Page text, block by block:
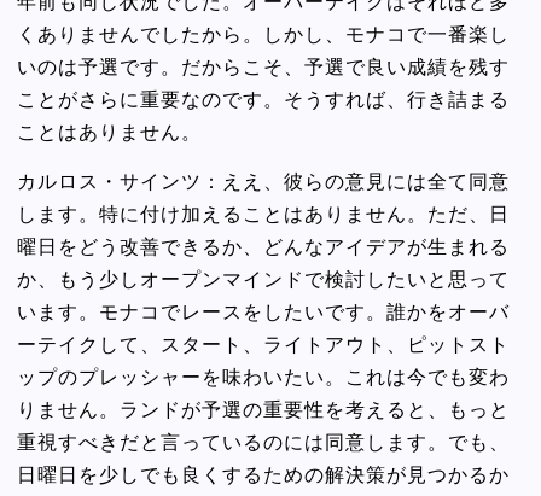
くありませんでしたから。しかし、モナコで一番楽し
いのは予選です。だからこそ、予選で良い成績を残す
ことがさらに重要なのです。そうすれば、行き詰まる
ことはありません。
カルロス・サインツ：ええ、彼らの意見には全て同意
します。特に付け加えることはありません。ただ、日
曜日をどう改善できるか、どんなアイデアが生まれる
か、もう少しオープンマインドで検討したいと思って
います。モナコでレースをしたいです。誰かをオーバ
ーテイクして、スタート、ライトアウト、ピットスト
ップのプレッシャーを味わいたい。これは今でも変わ
りません。ランドが予選の重要性を考えると、もっと
重視すべきだと言っているのには同意します。でも、
日曜日を少しでも良くするための解決策が見つかるか